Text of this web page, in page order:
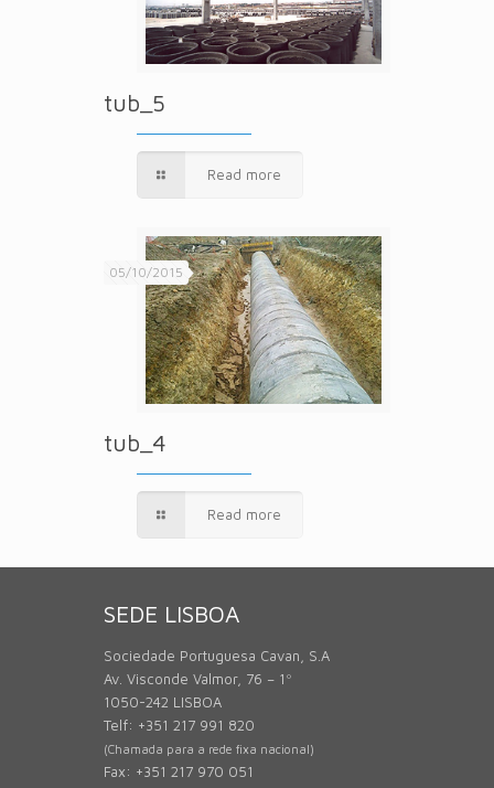
tub_5
Read more
05/10/2015
tub_4
Read more
SEDE LISBOA
Sociedade Portuguesa Cavan, S.A
Av. Visconde Valmor, 76 – 1º
1050-242 LISBOA
Telf: +351 217 991 820
(Chamada para a rede fixa nacional)
Fax: +351 217 970 051